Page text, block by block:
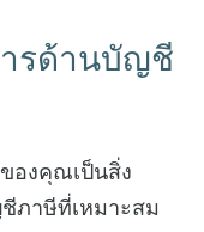
ารด้านบัญชี
องคุณเป็นสิ่ง
ภาษีที่เหมาะสม